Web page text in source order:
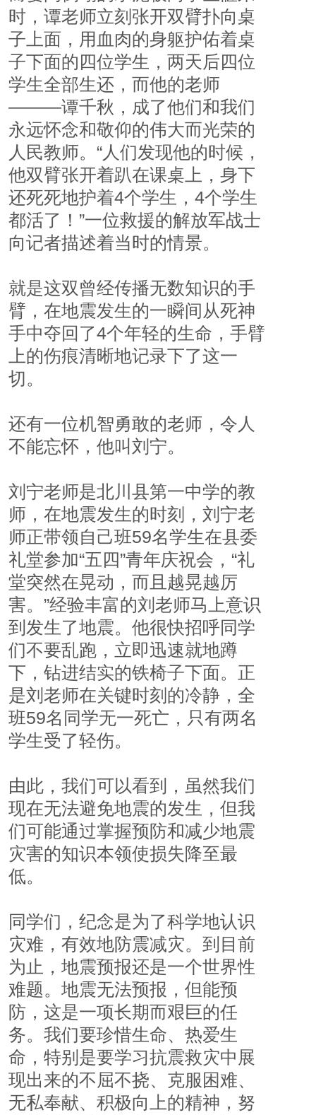
时，谭老师立刻张开双臂扑向桌
子上面，用血肉的身躯护佑着桌
子下面的四位学生，两天后四位
学生全部生还，而他的老师
―――谭千秋，成了他们和我们
永远怀念和敬仰的伟大而光荣的
人民教师。“人们发现他的时候，
他双臂张开着趴在课桌上，身下
还死死地护着4个学生，4个学生
都活了！”一位救援的解放军战士
向记者描述着当时的情景。
就是这双曾经传播无数知识的手
臂，在地震发生的一瞬间从死神
手中夺回了4个年轻的生命，手臂
上的伤痕清晰地记录下了这一
切。
还有一位机智勇敢的老师，令人
不能忘怀，他叫刘宁。
刘宁老师是北川县第一中学的教
师，在地震发生的时刻，刘宁老
师正带领自己班59名学生在县委
礼堂参加“五四”青年庆祝会，“礼
堂突然在晃动，而且越晃越厉
害。”经验丰富的刘老师马上意识
到发生了地震。他很快招呼同学
们不要乱跑，立即迅速就地蹲
下，钻进结实的铁椅子下面。正
是刘老师在关键时刻的冷静，全
班59名同学无一死亡，只有两名
学生受了轻伤。
由此，我们可以看到，虽然我们
现在无法避免地震的发生，但我
们可能通过掌握预防和减少地震
灾害的知识本领使损失降至最
低。
同学们，纪念是为了科学地认识
灾难，有效地防震减灾。到目前
为止，地震预报还是一个世界性
难题。地震无法预报，但能预
防，这是一项长期而艰巨的任
务。我们要珍惜生命、热爱生
命，特别是要学习抗震救灾中展
现出来的不屈不挠、克服困难、
无私奉献、积极向上的精神，努